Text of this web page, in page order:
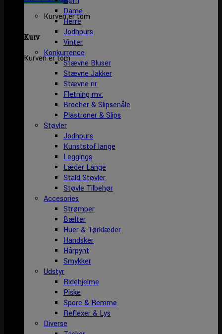
Kurven er tom
Kurv
Kurven er tom
Dame
Herre
Jodhpurs
Vinter
Konkurrence
Stævne Bluser
Stævne Jakker
Stævne nr.
Fletning mv.
Brocher & Slipsenåle
Plastroner & Slips
Støvler
Jodhpurs
Kunststof lange
Leggings
Læder Lange
Stald Støvler
Støvle Tilbehør
Accesories
Strømper
Bælter
Huer & Tørklæder
Handsker
Hårpynt
Smykker
Udstyr
Ridehjelme
Piske
Spore & Remme
Reflexer & Lys
Diverse